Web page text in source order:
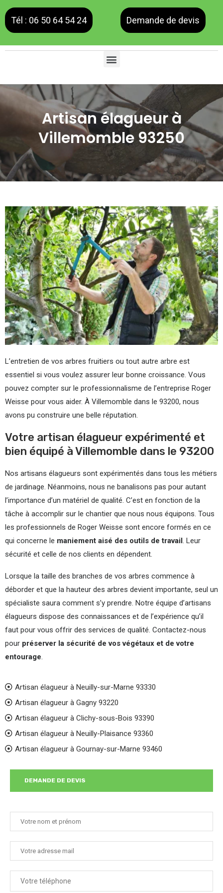
Tél : 06 50 64 54 24 Demande de devis
Artisan élagueur à
Villemomble 93250
L’entretien de vos arbres fruitiers ou tout autre arbre est
essentiel si vous voulez assurer leur bonne croissance. Vous
pouvez compter sur le professionnalisme de l’entreprise Roger
Weisse pour vous aider. À Villemomble dans le 93200, nous
avons pu construire une belle réputation.
Votre artisan élagueur expérimenté et
bien équipé à Villemomble dans le 93200
Nos artisans élagueurs sont expérimentés dans tous les métiers
de jardinage. Néanmoins, nous ne banalisons pas pour autant
l’importance d’un matériel de qualité. C’est en fonction de la
tâche à accomplir sur le chantier que nous nous équipons. Tous
les professionnels de Roger Weisse sont encore formés en ce
qui concerne le maniement aisé des outils de travail. Leur
sécurité et celle de nos clients en dépendent.
Lorsque la taille des branches de vos arbres commence à
déborder et que la hauteur des arbres devient importante, seul un
spécialiste saura comment s’y prendre. Notre équipe d’artisans
élagueurs dispose des connaissances et de l’expérience qu’il
faut pour vous offrir des services de qualité. Contactez-nous
pour préserver la sécurité de vos végétaux et de votre
entourage.
Artisan élagueur à Neuilly-sur-Marne 93330
Artisan élagueur à Gagny 93220
Artisan élagueur à Clichy-sous-Bois 93390
Artisan élagueur à Neuilly-Plaisance 93360
Artisan élagueur à Gournay-sur-Marne 93460
DEMANDE DE DEVIS